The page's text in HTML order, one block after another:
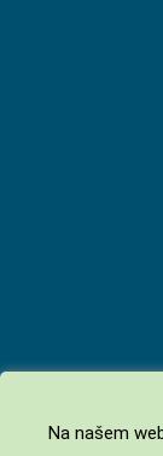
Národní
Na našem